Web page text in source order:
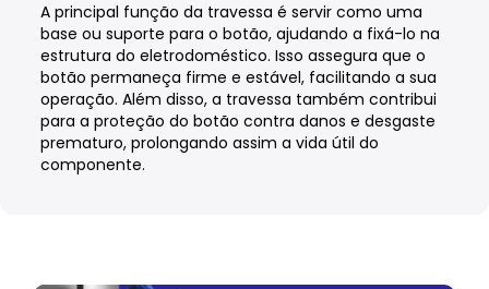
A principal função da travessa é servir como uma
base ou suporte para o botão, ajudando a fixá-lo na
estrutura do eletrodoméstico. Isso assegura que o
botão permaneça firme e estável, facilitando a sua
operação. Além disso, a travessa também contribui
para a proteção do botão contra danos e desgaste
prematuro, prolongando assim a vida útil do
componente.